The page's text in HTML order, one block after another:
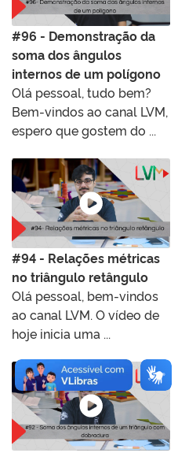
#96 - Demonstração da
soma dos ângulos
internos de um polígono
Olá pessoal, tudo bem?
Bem-vindos ao canal LVM,
espero que gostem do ...
#94 - Relações métricas
no triângulo retângulo
Olá pessoal, bem-vindos
ao canal LVM. O vídeo de
hoje inicia uma ...